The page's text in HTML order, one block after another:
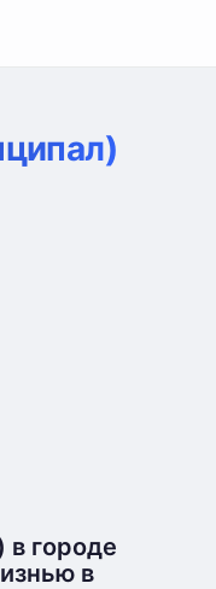
городе
в